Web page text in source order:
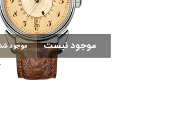
موجود نیست موجود